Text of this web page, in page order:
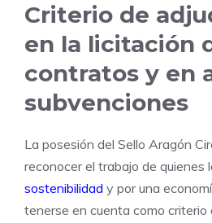
Criterio de
en la licitación
contratos y en
subvenciones
La posesión del Sello Aragón
reconocer el trabajo de quienes
sostenibilidad y por una
tenerse en cuenta como criterio